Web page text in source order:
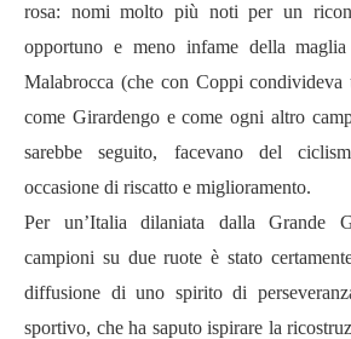
rosa: nomi molto più noti per un
opportuno e meno infame della
Malabrocca (che con Coppi condivideva
come Girardengo e come ogni altro
sarebbe seguito, facevano del
occasione di riscatto e miglioramento.
Per un’Italia dilaniata dalla Grande
campioni su due ruote è stato
diffusione di uno spirito di
sportivo, che ha saputo ispirare la